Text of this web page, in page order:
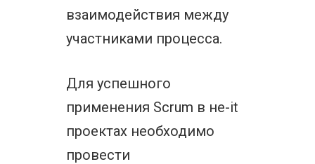
взаимодействия между
участниками процесса.
Для успешного
применения Scrum в не-it
проектах необходимо
провести